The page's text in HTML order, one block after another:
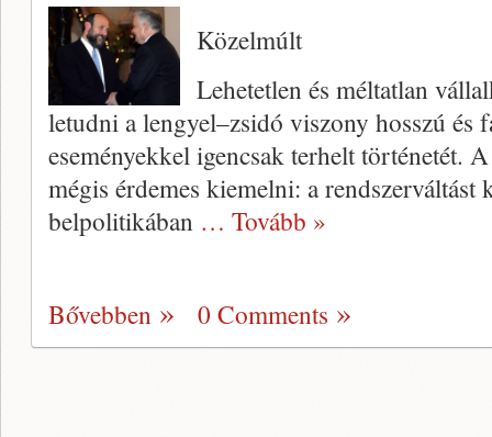
Közelmúlt
Lehetetlen és méltatlan
letudni a lengyel–zsidó viszony hosszú és
eseményekkel igencsak terhelt történetét.
mégis érdemes kiemelni: a rendszerváltást
belpolitikában … Tovább »
Bővebben 0 Comments